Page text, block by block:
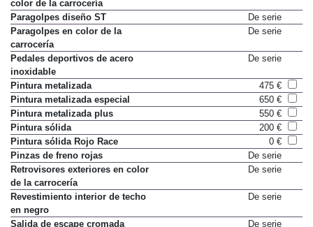
color de la carrocería
Paragolpes diseño ST
De serie
Paragolpes en color de la
carrocería
Pedales deportivos de acero
inoxidable
Pintura metalizada
475 €
Pintura metalizada especial
650 €
Pintura metalizada plus
550 €
Pintura sólida
200 €
Pintura sólida Rojo Race
0 €
Pinzas de freno rojas
De serie
Retrovisores exteriores en color
de la carrocería
Revestimiento interior de techo
en negro